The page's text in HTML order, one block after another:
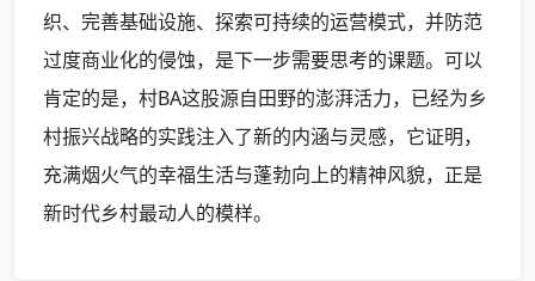
织、完善基础设施、探索可持续的运营模式，并防范
过度商业化的侵蚀，是下一步需要思考的课题。可以
肯定的是，村BA这股源自田野的澎湃活力，已经为乡
村振兴战略的实践注入了新的内涵与灵感，它证明，
充满烟火气的幸福生活与蓬勃向上的精神风貌，正是
新时代乡村最动人的模样。